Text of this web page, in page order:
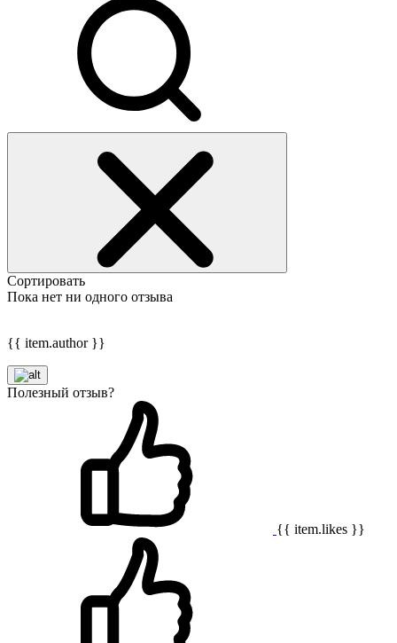
Сортировать
Пока нет ни одного отзыва
{{ item.author }}
Полезный отзыв?
{{ item.likes }}